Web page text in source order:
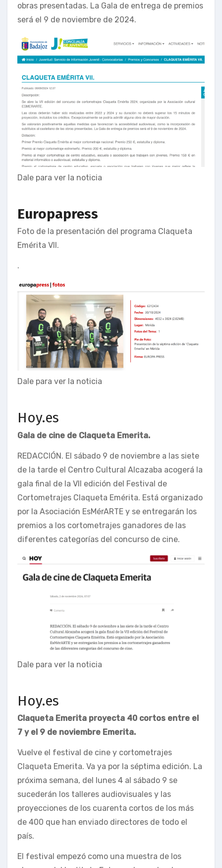
obras presentadas. La Gala de entrega de premios
será el 9 de noviembre de 2024.
Dale para ver la noticia
Europapress
Foto de la presentación del programa Claqueta
Emérita VII.
.
Dale para ver la noticia
Hoy.es
Gala de cine de Claqueta Emerita.
REDACCIÓN. El sábado 9 de noviembre a las siete
de la tarde el Centro Cultural Alcazaba acogerá la
gala final de la VII edición del Festival de
Cortometrajes Claqueta Emérita. Está organizado
por la Asociación EsMérARTE y se entregarán los
premios a los cortometrajes ganadores de las
diferentes categorías del concurso de cine.
Dale para ver la noticia
Hoy.es
Claqueta Emerita proyecta 40 cortos entre el
7 y el 9 de noviembre Emerita.
Vuelve el festival de cine y cortometrajes
Claqueta Emerita. Va ya por la séptima edición. La
próxima semana, del lunes 4 al sábado 9 se
sucederán los talleres audiovisuales y las
proyecciones de los cuarenta cortos de los más
de 400 que han enviado directores de todo el
país.
El festival empezó como una muestra de los